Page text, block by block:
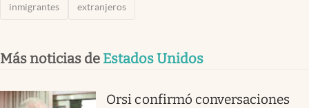
inmigrantes extranjeros
Más noticias de Estados Unidos
Orsi confirmó conversaciones